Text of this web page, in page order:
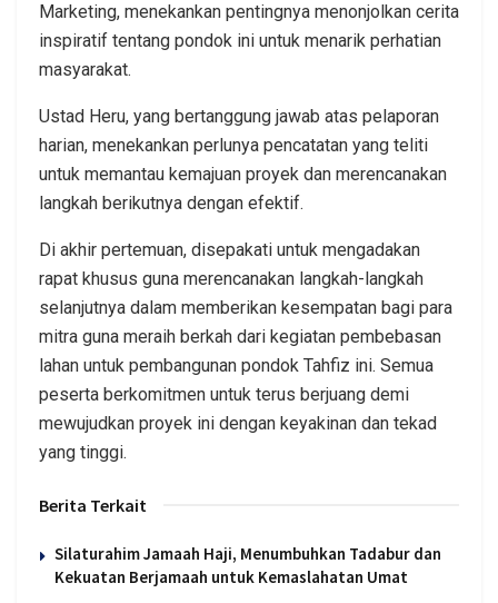
Marketing, menekankan pentingnya menonjolkan cerita
inspiratif tentang pondok ini untuk menarik perhatian
masyarakat.
Ustad Heru, yang bertanggung jawab atas pelaporan
harian, menekankan perlunya pencatatan yang teliti
untuk memantau kemajuan proyek dan merencanakan
langkah berikutnya dengan efektif.
Di akhir pertemuan, disepakati untuk mengadakan
rapat khusus guna merencanakan langkah-langkah
selanjutnya dalam memberikan kesempatan bagi para
mitra guna meraih berkah dari kegiatan pembebasan
lahan untuk pembangunan pondok Tahfiz ini. Semua
peserta berkomitmen untuk terus berjuang demi
mewujudkan proyek ini dengan keyakinan dan tekad
yang tinggi.
Berita Terkait
Silaturahim Jamaah Haji, Menumbuhkan Tadabur dan
Kekuatan Berjamaah untuk Kemaslahatan Umat